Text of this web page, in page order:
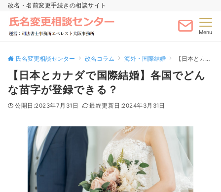
改名・名前変更手続きの相談サイト
Menu
氏名変更相談センター 改名コラム 海外・国際結婚 【日本とカナダで国際結婚】各国でどんな苗字が登録できる？
【日本とカナダで国際結婚】各国でどん
な苗字が登録できる？
2023年7月31日 2024年3月31日